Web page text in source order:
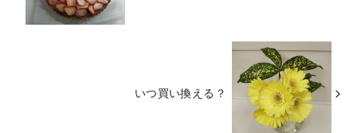
いつ買い換える？